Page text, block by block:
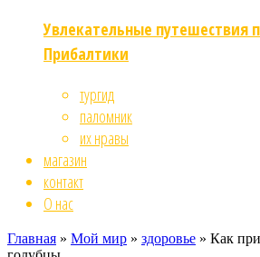
Увлекательные путешествия
Прибалтики
тургид
паломник
их нравы
магазин
контакт
О нас
Главная » Мой мир » здоровье » Как